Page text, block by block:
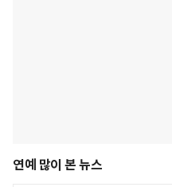
연예 많이 본 뉴스